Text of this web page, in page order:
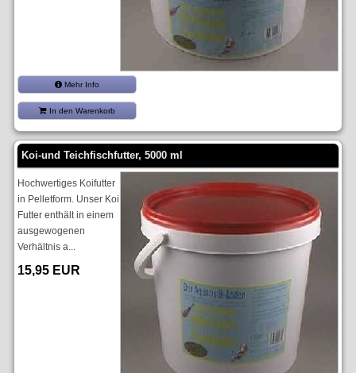
Mehr Info
In den Warenkorb
Koi-und Teichfischfutter, 5000 ml
Hochwertiges Koifutter
in Pelletform. Unser Koi
Futter enthält in einem
ausgewogenen
Verhältnis a...
15,95 EUR